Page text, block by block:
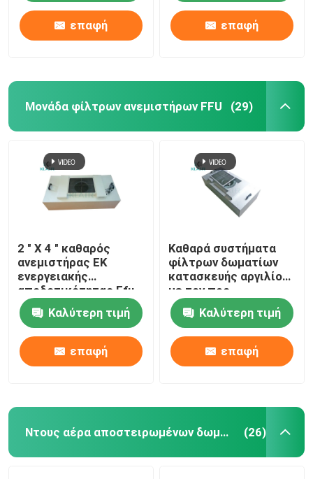
επαφή επαφή
Μονάδα φίλτρων ανεμιστήρων FFU (29)
2 " Χ 4 " καθαρός
ανεμιστήρας ΕΚ
ενεργειακής
αποδοτικότητας Ffu
μονάδων φίλτρων
ανεμιστήρων
δωματίων με το προ
φίλτρο
Καλύτερη τιμή
επαφή
Καθαρά συστήματα
φίλτρων δωματίων
κατασκευής αργιλίου
με τον προ
ανεμιστήρα
εναλλασσόμενου
ρεύματος φίλτρων
Καλύτερη τιμή
επαφή
Ντους αέρα αποστειρωμένων δωματίων (26)